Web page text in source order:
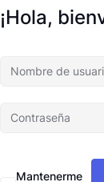
¡Hola,
Mantenerme